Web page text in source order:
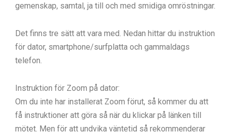
gemenskap, samtal, ja till och med smidiga omröstningar.
Det finns tre sätt att vara med. Nedan hittar du instruktion
för dator, smartphone/surfplatta och gammaldags
telefon.
Instruktion för Zoom på dator:
Om du inte har installerat Zoom förut, så kommer du att
få instruktioner att göra så när du klickar på länken till
mötet. Men för att undvika väntetid så rekommenderar